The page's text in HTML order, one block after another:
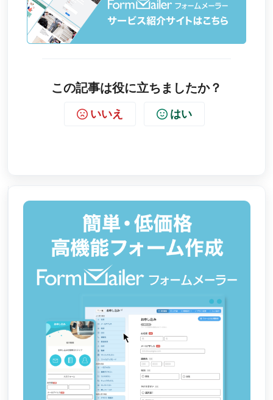
この記事は役に立ちましたか？
いいえ はい